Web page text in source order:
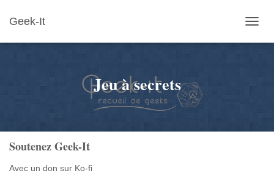
Geek-It
LA
Jeu à secrets
Soutenez Geek-It
Avec un don sur Ko-fi